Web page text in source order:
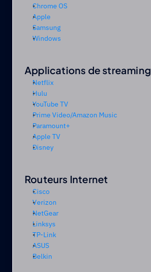
Chrome OS
Apple
Samsung
Windows
Applications de streaming
Netflix
Hulu
YouTube TV
Prime Video/Amazon Music
Paramount+
Apple TV
Disney
Routeurs Internet
Cisco
Verizon
NetGear
Linksys
TP-Link
ASUS
Belkin